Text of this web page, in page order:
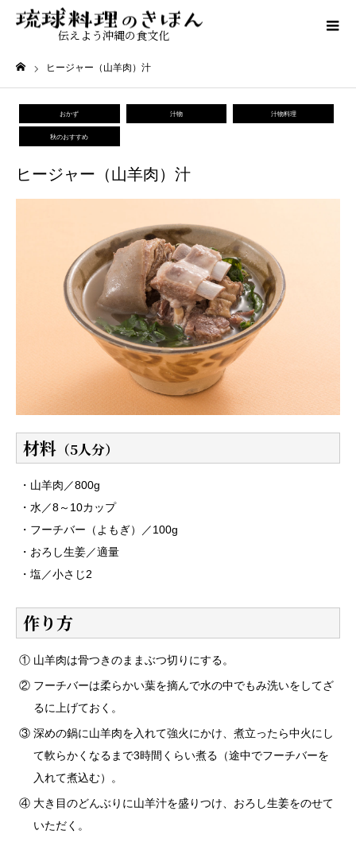
伝えよう沖縄の食文化
ヒージャー（山羊肉）汁
おかず 汁物 汁物料理
秋のおすすめ
ヒージャー（山羊肉）汁
材料 （5人分）
・山羊肉／800g
・水／8～10カップ
・フーチバー（よもぎ）／100g
・おろし生姜／適量
・塩／小さじ2
作り方
① 山羊肉は骨つきのままぶつ切りにする。
② フーチバーは柔らかい葉を摘んで水の中でもみ洗いをしてざ
るに上げておく。
③ 深めの鍋に山羊肉を入れて強火にかけ、煮立ったら中火にし
て軟らかくなるまで3時間くらい煮る（途中でフーチバーを
入れて煮込む）。
④ 大き目のどんぶりに山羊汁を盛りつけ、おろし生姜をのせて
いただく。